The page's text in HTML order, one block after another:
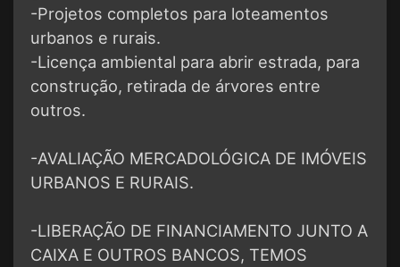
-Projetos completos para loteamentos
urbanos e rurais.
-Licença ambiental para abrir estrada, para
construção, retirada de árvores entre
outros.
-AVALIAÇÃO MERCADOLÓGICA DE IMÓVEIS
URBANOS E RURAIS.
-LIBERAÇÃO DE FINANCIAMENTO JUNTO A
CAIXA E OUTROS BANCOS, TEMOS